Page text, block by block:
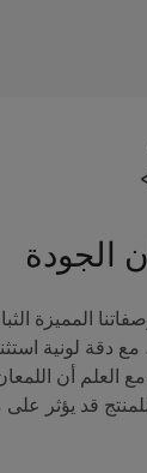
الجودة
المميزة
مع دقة لونية
العلم أن
للمنتج قد يؤثر